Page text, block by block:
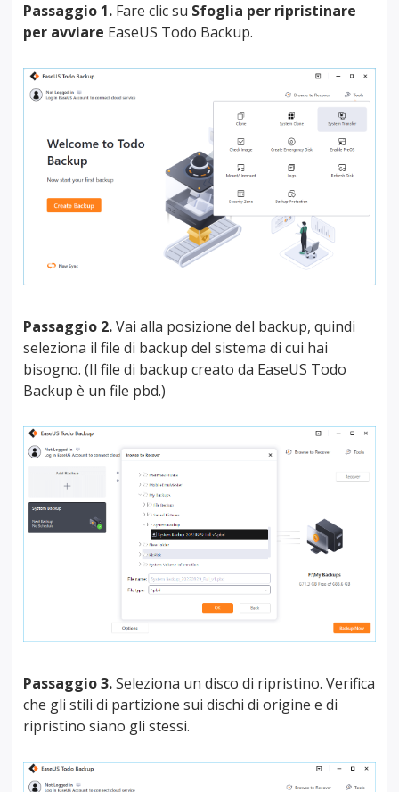
Passaggio 1. Fare clic su Sfoglia per ripristinare
per avviare EaseUS Todo Backup.
Passaggio 2.Vai alla posizione del backup, quindi
seleziona il file di backup del sistema di cui hai
bisogno. (Il file di backup creato da EaseUS Todo
Backup è un file pbd.)
Passaggio 3.Seleziona un disco di ripristino. Verifica
che gli stili di partizione sui dischi di origine e di
ripristino siano gli stessi.